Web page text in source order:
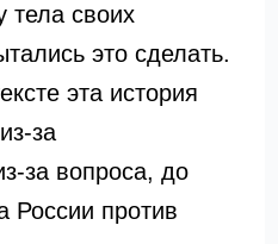
тела своих
это сделать.
эта история
за
за вопроса, до
России против